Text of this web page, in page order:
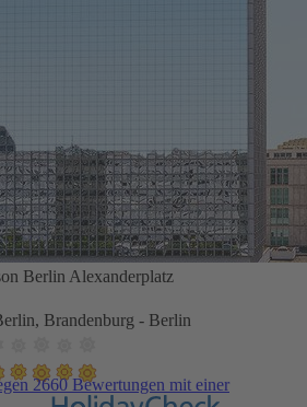
Berlin Alexanderplatz
Brandenburg - Berlin
2660 Bewertungen mit einer